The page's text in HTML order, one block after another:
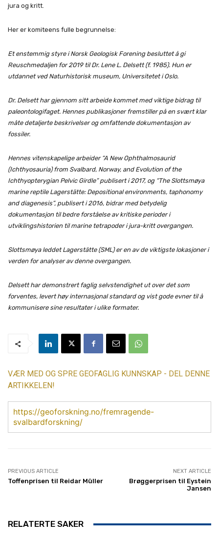
jura og kritt.
Her er komiteens fulle begrunnelse:
Et enstemmig styre i Norsk Geologisk Forening besluttet å gi
Reuschmedaljen for 2019 til Dr. Lene L. Delsett (f. 1985). Hun er
utdannet ved Naturhistorisk museum, Universitetet i Oslo.
Dr. Delsett har gjennom sitt arbeide kommet med viktige bidrag til
paleontologifaget. Hennes publikasjoner fremstiller på en svært klar
måte detaljerte beskrivelser og omfattende dokumentasjon av
fossiler.
Hennes vitenskapelige arbeider “A New Ophthalmosaurid
(Ichthyosauria) from Svalbard, Norway, and Evolution of the
Ichthyopterygian Pelvic Girdle” publisert i 2017, og “The Slottsmøya
marine reptile Lagerstätte: Depositional environments, taphonomy
and diagenesis”, publisert i 2016, bidrar med betydelig
dokumentasjon til bedre forståelse av kritiske perioder i
utviklingshistorien til marine tetrapoder i jura-kritt overgangen.
Slottsmøya leddet Lagerstätte (SML) er en av de viktigste lokasjoner i
verden for analyser av denne overgangen.
Delsett har demonstrert faglig selvstendighet ut over det som
forventes, levert høy internasjonal standard og vist gode evner til å
kommunisere sine resultater i ulike formater.
VÆR MED OG SPRE GEOFAGLIG KUNNSKAP - DEL DENNE
ARTIKKELEN!
https://geoforskning.no/fremragende-
svalbardforskning/
PREVIOUS ARTICLE
Toffenprisen til Reidar Müller
NEXT ARTICLE
Brøggerprisen til Eystein
Jansen
RELATERTE SAKER